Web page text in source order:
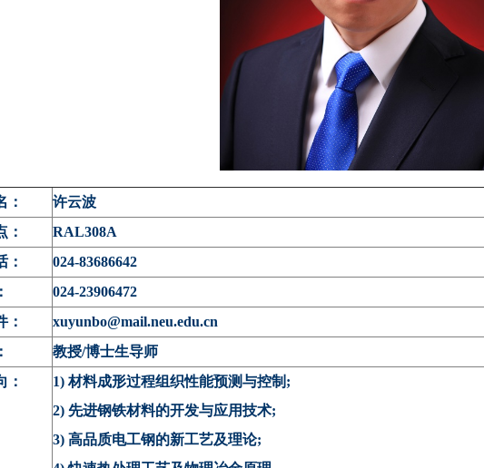
：
许云波
：
RAL308A
：
024-83686642
024-23906472
：
xuyunbo@mail.neu.edu.cn
教授/博士生导师
：
1) 材料成形过程组织性能预测与控制;
2) 先进钢铁材料的开发与应用技术;
3) 高品质电工钢的新工艺及理论;